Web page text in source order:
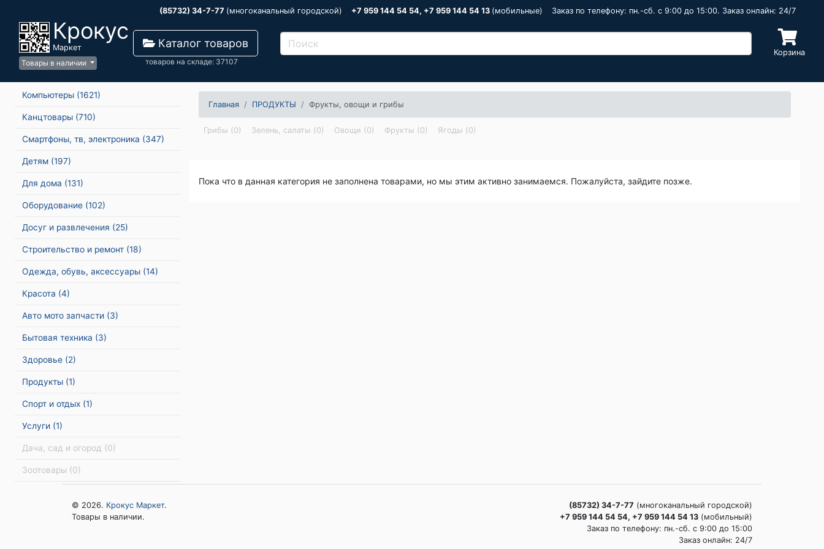
(85732) 34-7-77 (многоканальный городской) +7 959 144 54 54, +7 959 144 54 13 (мобильные) Заказ по телефону: пн.-сб. c 9:00 до 15:00. Заказ онлайн: 24/7
Крокус
Маркет
Товары в наличии
Каталог товаров
товаров на складе: 37107
Корзина
Компьютеры (1621)
Канцтовары (710)
Смартфоны, тв, электроника (347)
Детям (197)
Для дома (131)
Оборудование (102)
Досуг и развлечения (25)
Строительство и ремонт (18)
Одежда, обувь, аксессуары (14)
Красота (4)
Авто мото запчасти (3)
Бытовая техника (3)
Здоровье (2)
Продукты (1)
Спорт и отдых (1)
Услуги (1)
Дача, сад и огород (0)
Зоотовары (0)
Главная ПРОДУКТЫ Фрукты, овощи и грибы
Грибы (0) Зелень, салаты (0) Овощи (0) Фрукты (0) Ягоды (0)
Пока что в данная категория не заполнена товарами, но мы этим активно занимаемся. Пожалуйста, зайдите позже.
© 2026. Крокус Маркет.
Товары в наличии.
(85732) 34-7-77 (многоканальный городской)
+7 959 144 54 54, +7 959 144 54 13 (мобильный)
Заказ по телефону: пн.-сб. c 9:00 до 15:00
Заказ онлайн: 24/7